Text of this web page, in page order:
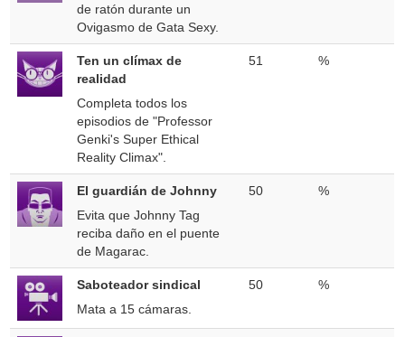
de ratón durante un
Ovigasmo de Gata Sexy.
Ten un clímax de
realidad
Completa todos los
episodios de "Professor
Genki's Super Ethical
Reality Climax".
51 %
El guardián de Johnny
Evita que Johnny Tag
reciba daño en el puente
de Magarac.
50 %
Saboteador sindical
Mata a 15 cámaras.
50 %